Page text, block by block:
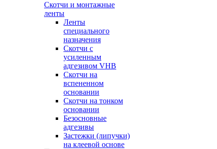
Скотчи и монтажные
ленты
Ленты
специального
назначения
Скотчи с
усиленным
адгезивом VHB
Скотчи на
вспененном
основании
Скотчи на тонком
основании
Безосновные
адгезивы
Застежки (липучки)
на клеевой основе